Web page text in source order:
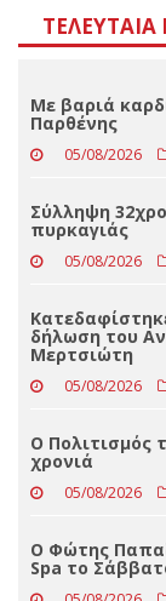
ΤΕΛΕΥΤΑΊΑ
Με βαριά
Παρθένης
05/08/2026
Σύλληψη
πυρκαγιάς
05/08/2026
δήλωση του
Μερτσιώτη
05/08/2026
Ο Πολιτισμός
χρονιά